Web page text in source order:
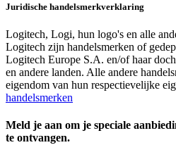
Juridische handelsmerkverklaring
Logitech, Logi, hun logo's en alle
Logitech zijn handelsmerken of
Logitech Europe S.A. en/of haar
en andere landen. Alle andere
eigendom van hun respectievelijke
handelsmerken
Meld je aan om je speciale
te ontvangen.